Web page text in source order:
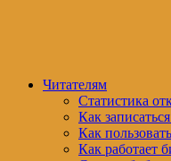
Читателям
Статистика
Как
Как
Как работает